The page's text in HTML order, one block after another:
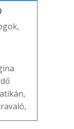
,
,
,